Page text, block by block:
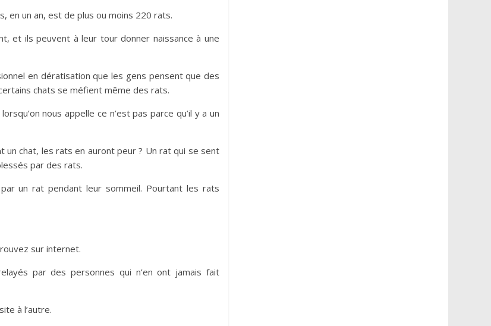
en un an, est de plus ou moins 220 rats.
et ils peuvent à leur tour donner naissance à une
en dératisation que les gens pensent que des
chats se méfient même des rats.
nous appelle ce n’est pas parce qu’il y a un
un chat, les rats en auront peur ? Un rat qui se sent
par des rats.
un rat pendant leur sommeil. Pourtant les rats
sur internet.
par des personnes qui n’en ont jamais fait
à l’autre.